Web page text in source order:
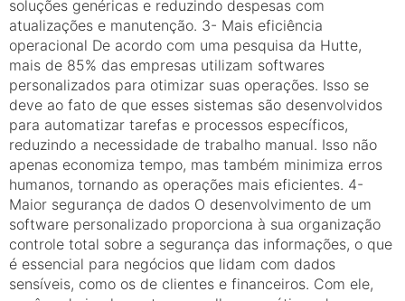
soluções genéricas e reduzindo despesas com
atualizações e manutenção. 3- Mais eficiência
operacional De acordo com uma pesquisa da Hutte,
mais de 85% das empresas utilizam softwares
personalizados para otimizar suas operações. Isso se
deve ao fato de que esses sistemas são desenvolvidos
para automatizar tarefas e processos específicos,
reduzindo a necessidade de trabalho manual. Isso não
apenas economiza tempo, mas também minimiza erros
humanos, tornando as operações mais eficientes. 4-
Maior segurança de dados O desenvolvimento de um
software personalizado proporciona à sua organização
controle total sobre a segurança das informações, o que
é essencial para negócios que lidam com dados
sensíveis, como os de clientes e financeiros. Com ele,